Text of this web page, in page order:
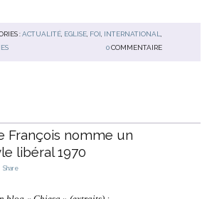
:ACTUALITÉ, EGLISE, FOI INTERNATIONAL
0 COMMENTAIRE
François nomme un
libéral 1970
Share